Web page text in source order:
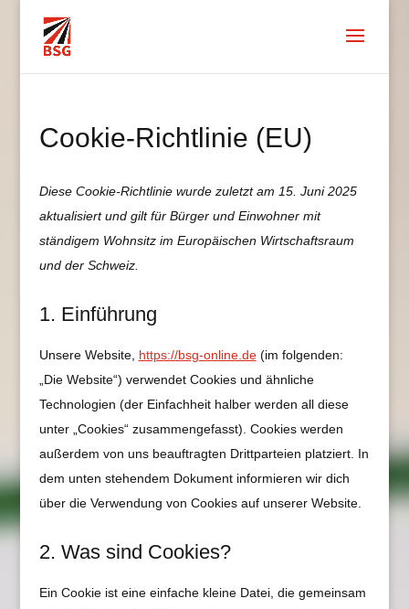
Cookie-Richtlinie (EU)
Diese Cookie-Richtlinie wurde zuletzt am 15. Juni 2025
aktualisiert und gilt für Bürger und Einwohner mit
ständigem Wohnsitz im Europäischen Wirtschaftsraum
und der Schweiz.
1. Einführung
Unsere Website, https://bsg-online.de(im folgenden:
„Die Website“) verwendet Cookies und ähnliche
Technologien (der Einfachheit halber werden all diese
unter „Cookies“ zusammengefasst). Cookies werden
außerdem von uns beauftragten Drittparteien platziert. In
dem unten stehendem Dokument informieren wir dich
über die Verwendung von Cookies auf unserer Website.
2. Was sind Cookies?
Ein Cookie ist eine einfache kleine Datei, die gemeinsam